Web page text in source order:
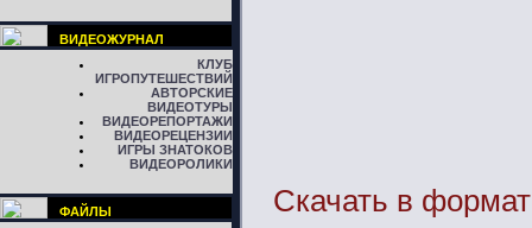
ВИДЕОЖУРНАЛ
КЛУБ
ИГРОПУТЕШЕСТВИЙ
АВТОРСКИЕ
ВИДЕОТУРЫ
ВИДЕОРЕПОРТАЖИ
ВИДЕОРЕЦЕНЗИИ
ИГРЫ ЗНАТОКОВ
ВИДЕОРОЛИКИ
ФАЙЛЫ
Скачать в